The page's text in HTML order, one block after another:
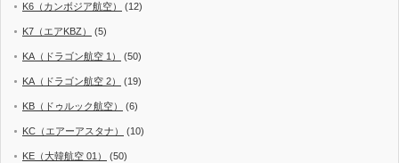
K6（カンボジア航空） (12)
K7（エアKBZ） (5)
KA（ドラゴン航空 1） (50)
KA（ドラゴン航空 2） (19)
KB（ドゥルック航空） (6)
KC（エアーアスタナ） (10)
KE（大韓航空 01） (50)